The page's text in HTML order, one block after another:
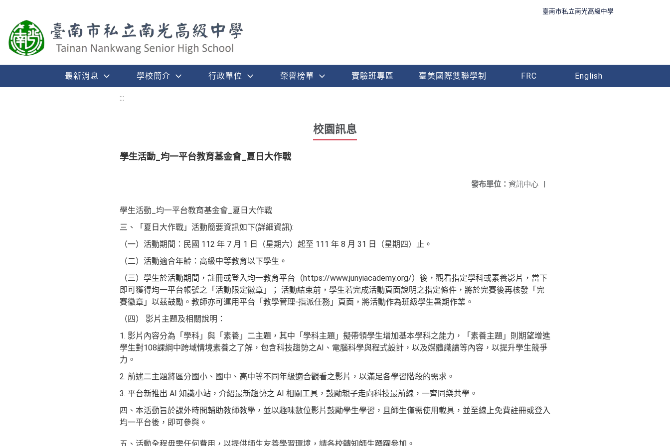
臺南市私立南光高級中學
最新消息 學校簡介 行政單位 榮譽榜單 實驗班專區 臺美國際雙聯學制 FRC English
:::
校園訊息
學生活動_均一平台教育基金會_夏日大作戰
發布單位： 資訊中心 |
學生活動_均一平台教育基金會_夏日大作戰
三、「夏日大作戰」活動簡要資訊如下(詳細資訊):
（一）活動期間：民國 112 年 7 月 1 日（星期六）起至 111 年 8 月 31 日（星期四）止。
（二）活動適合年齡：高級中等教育以下學生。
（三）學生於活動期間，註冊或登入均一教育平台（https://www.junyiacademy.org/）後，觀看指定學科或素養影片，當下
即可獲得均一平台帳號之「活動限定徽章」； 活動結束前，學生若完成活動頁面說明之指定條件，將於完賽後再核發「完
賽徽章」以茲鼓勵。教師亦可運用平台「教學管理-指派任務」頁面，將活動作為班級學生暑期作業。
（四） 影片主題及相關說明：
1. 影片內容分為「學科」與「素養」二主題，其中「學科主題」擬帶領學生增加基本學科之能力，「素養主題」則期望增進
學生對108課綱中跨域情境素養之了解，包含科技趨勢之AI、電腦科學與程式設計，以及媒體識讀等內容，以提升學生競爭
力。
2. 前述二主題將區分國小、國中、高中等不同年級適合觀看之影片，以滿足各學習階段的需求。
3. 平台新推出 AI 知識小站，介紹最新趨勢之 AI 相關工具，鼓勵親子走向科技最前線，一齊同樂共學。
四、本活動旨於課外時間輔助教師教學，並以趣味數位影片鼓勵學生學習，且師生僅需使用載具，並至線上免費註冊或登入
均一平台後，即可參與。
五、活動全程毋需任何費用，以提供師生友善學習環境，請各校轉知師生踴躍參加。